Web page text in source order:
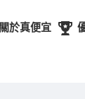
關於真便宜